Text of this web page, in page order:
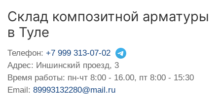
Склад композитной арматуры
в Туле
Телефон: +7 999 313-07-02
Адрес: Иншинский проезд, 3
Время работы: пн-чт 8:00 - 16.00, пт 8:00 - 15:30
Email: 89993132280@mail.ru